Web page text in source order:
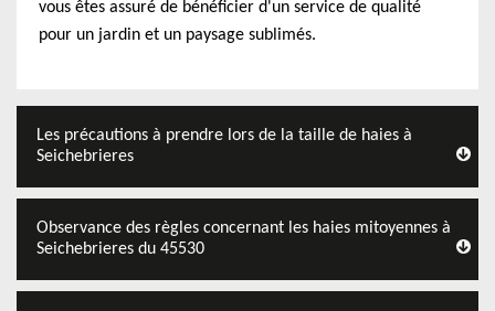
vous êtes assuré de bénéficier d'un service de qualité
pour un jardin et un paysage sublimés.
Les précautions à prendre lors de la taille de haies à
Seichebrieres
Observance des règles concernant les haies mitoyennes à
Seichebrieres du 45530